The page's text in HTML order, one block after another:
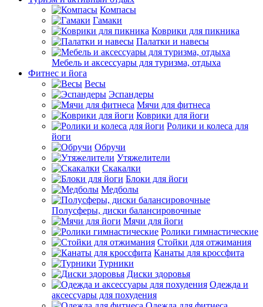
Компасы
Гамаки
Коврики для пикника
Палатки и навесы
Мебель и аксессуары для туризма, отдыха
Фитнес и йога
Весы
Эспандеры
Мячи для фитнеса
Коврики для йоги
Ролики и колеса для
йоги
Обручи
Утяжелители
Скакалки
Блоки для йоги
Медболы
Полусферы, диски балансировочные
Мячи для йоги
Ролики гимнастические
Стойки для отжимания
Канаты для кроссфита
Турники
Диски здоровья
Одежда и
аксессуары для похудения